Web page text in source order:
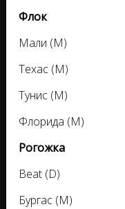
Флок
Мали (М)
Техас (М)
Тунис (М)
Флорида (М)
Рогожка
Beat (D)
Бургас (M)